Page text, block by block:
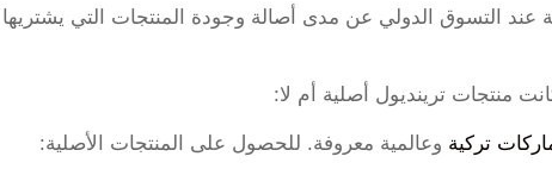
عند التسوق الدولي عن مدى أصالة وجودة المنتجات التي يشتريها
منتجات ترينديول أصلية أم لا:
تركية وعالمية معروفة. للحصول على المنتجات الأصلية: